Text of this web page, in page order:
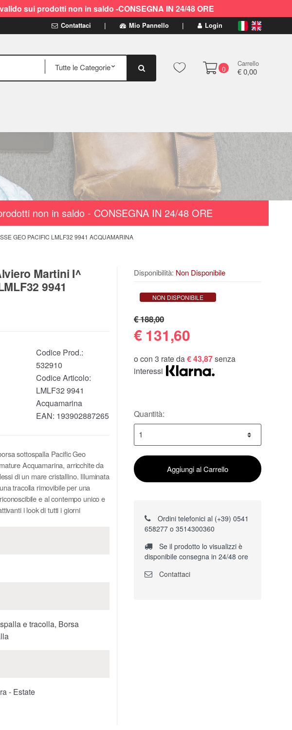
sui prodotti non in saldo -CONSEGNA IN 24/48 ORE
Contattaci Mio Pannello Login
0
Carrello
€ 0,00
non in saldo - CONSEGNA IN 24/48 ORE
GEO PACIFIC LMLF32 9941 ACQUAMARINA
Martini I^
9941
Codice Prod.:
532910
Codice Articolo:
LMLF32 9941
Acquamarina
EAN: 193902887265
sottospalla Pacific Geo
Acquamarina, arricchite da
di un mare cristallino. Illuminata
tracolla rimovibile per una
e al contempo unico e
i look di tutti i giorni
e tracolla, Borsa
- Estate
Disponibilità: Non Disponibile
NON DISPONIBILE
€ 188,00
€ 131,60
o con 3 rate da€ 43,87senza
interessi
Quantità:
Aggiungi al Carrello
Ordini telefonici al (+39) 0541
658277 o 3514300360
Se il prodotto lo visualizzi è
disponibile consegna in 24/48 ore
Contattaci